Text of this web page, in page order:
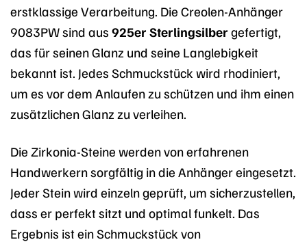
erstklassige Verarbeitung. Die Creolen-Anhänger
9083PW sind aus 925er Sterlingsilber gefertigt,
das für seinen Glanz und seine Langlebigkeit
bekannt ist. Jedes Schmuckstück wird rhodiniert,
um es vor dem Anlaufen zu schützen und ihm einen
zusätzlichen Glanz zu verleihen.
Die Zirkonia-Steine werden von erfahrenen
Handwerkern sorgfältig in die Anhänger eingesetzt.
Jeder Stein wird einzeln geprüft, um sicherzustellen,
dass er perfekt sitzt und optimal funkelt. Das
Ergebnis ist ein Schmuckstück von